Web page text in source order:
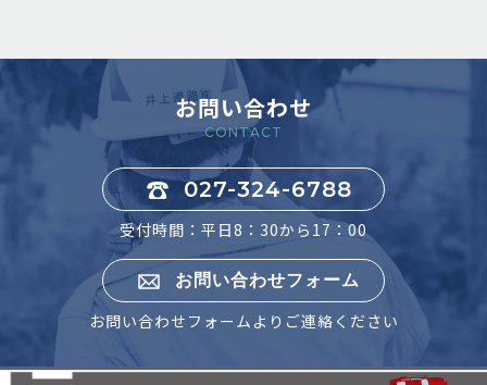
お問い合わせ
CONTACT
027-324-6788
受付時間：平日8：30から17：00
お問い合わせフォーム
お問い合わせフォームよりご連絡ください